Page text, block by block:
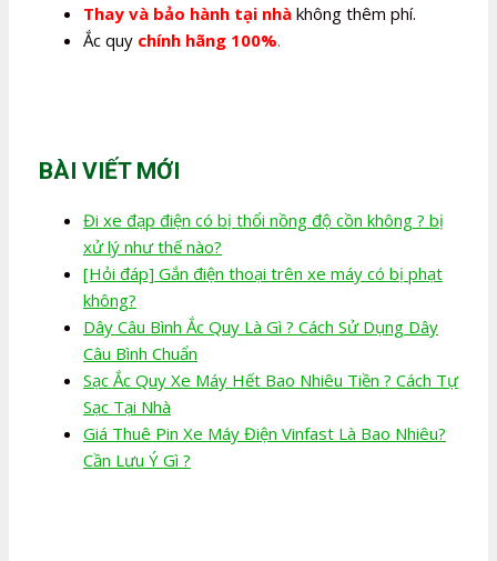
Thay và bảo hành tại nhà không thêm phí.
Ắc quy chính hãng 100%.
BÀI VIẾT MỚI
Đi xe đạp điện có bị thổi nồng độ cồn không ? bị
xử lý như thế nào?
[Hỏi đáp] Gắn điện thoại trên xe máy có bị phạt
không?
Dây Câu Bình Ắc Quy Là Gì ? Cách Sử Dụng Dây
Câu Bình Chuẩn
Sạc Ắc Quy Xe Máy Hết Bao Nhiêu Tiền ? Cách Tự
Sạc Tại Nhà
Giá Thuê Pin Xe Máy Điện Vinfast Là Bao Nhiêu?
Cần Lưu Ý Gì ?